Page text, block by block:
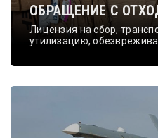
ОБРАЩЕНИЕ С
Лицензия на сбор,
утилизацию,